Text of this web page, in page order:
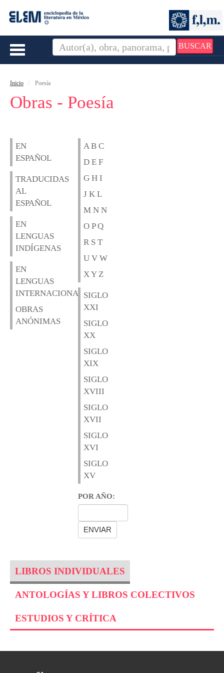
BUSCAR
Toggle
Inicio Poesía
Obras - Poesía
EN
ESPAÑOL
TRADUCIDAS
AL
ESPAÑOL
EN
LENGUAS
INDÍGENAS
EN
LENGUAS
INTERNACIONALES
OBRAS
ANÓNIMAS
A B C
D E F
G H I
J K L
M N N
O P Q
R S T
U V W
X Y Z
SIGLO
XXI
SIGLO
XX
SIGLO
XIX
SIGLO
XVIII
SIGLO
XVII
SIGLO
XVI
SIGLO
XV
POR AÑO:
LIBROS INDIVIDUALES
ANTOLOGÍAS Y LIBROS COLECTIVOS
ESTUDIOS Y CRÍTICA